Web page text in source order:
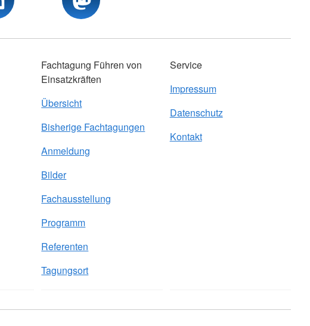
Fachtagung Führen von
Einsatzkräften
Übersicht
Bisherige Fachtagungen
Anmeldung
Bilder
Fachausstellung
Programm
Referenten
Tagungsort
Service
Impressum
Datenschutz
Kontakt